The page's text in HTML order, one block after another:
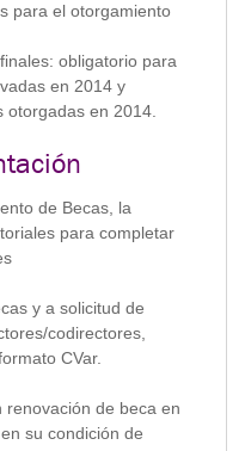
para el otorgamiento
obligatorio para
en 2014 y
en 2014.
de Becas, la
para completar
y a solicitud de
codirectores,
CVar.
renovación de beca en
su condición de